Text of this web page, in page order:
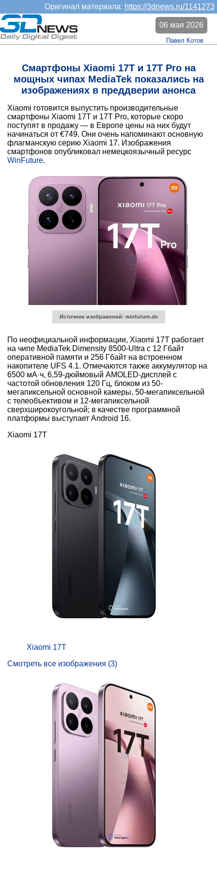
Оригинал материала: https://3dnews.ru/1141273
Смартфоны Xiaomi 17T и 17T Pro на
мощных чипах MediaTek показались на
изображениях в преддверии анонса
06 мая 2026
Павел Котов
Xiaomi готовится выпустить производительные
смартфоны Xiaomi 17T и 17T Pro, которые скоро
поступят в продажу — в Европе цены на них будут
начинаться от €749. Они очень напоминают основную
флагманскую серию Xiaomi 17. Изображения
смартфонов опубликовал немецкоязычный ресурс
WinFuture.
Источник изображений: winfuture.de
По неофициальной информации, Xiaomi 17T работает
на чипе MediaTek Dimensity 8500-Ultra с 12 Гбайт
оперативной памяти и 256 Гбайт на встроенном
накопителе UFS 4.1. Отмечаются также аккумулятор на
6500 мА·ч, 6,59-дюймовый AMOLED-дисплей с
частотой обновления 120 Гц, блоком из 50-
мегапиксельной основной камеры, 50-мегапиксельной
с телеобъективом и 12-мегапиксельной
сверхширокоугольной; в качестве программной
платформы выступает Android 16.
Xiaomi 17T
Xiaomi 17T
Смотреть все изображения (3)